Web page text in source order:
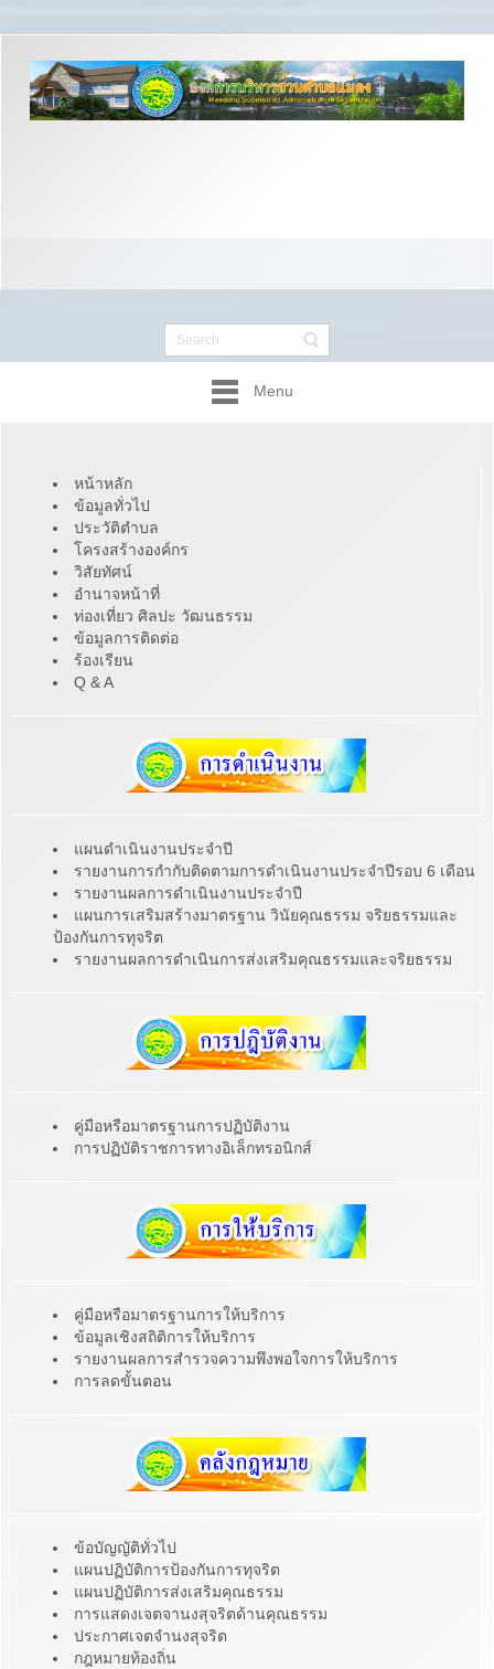
Menu
หน้าหลัก
ข้อมูลทั่วไป
ประวัติตำบล
โครงสร้างองค์กร
วิสัยทัศน์
อำนาจหน้าที่
ท่องเที่ยว ศิลปะ วัฒนธรรม
ข้อมูลการติดต่อ
ร้องเรียน
Q & A
แผนดำเนินงานประจำปี
รายงานการกำกับติดตามการดำเนินงานประจำปีรอบ 6 เดือน
รายงานผลการดำเนินงานประจำปี
แผนการเสริมสร้างมาตรฐาน วินัยคุณธรรม จริยธรรมและ
ป้องกันการทุจริต
รายงานผลการดำเนินการส่งเสริมคุณธรรมและจริยธรรม
คู่มือหรือมาตรฐานการปฏิบัติงาน
การปฏิบัติราชการทางอิเล็กทรอนิกส์
คู่มือหรือมาตรฐานการให้บริการ
ข้อมูลเชิงสถิติการให้บริการ
รายงานผลการสำรวจความพึงพอใจการให้บริการ
การลดขั้นตอน
ข้อบัญญัติทั่วไป
แผนปฏิบัติการป้องกันการทุจริต
แผนปฏิบัติการส่งเสริมคุณธรรม
การแสดงเจตจานงสุจริตด้านคุณธรรม
ประกาศเจตจำนงสุจริต
กฎหมายท้องถิ่น